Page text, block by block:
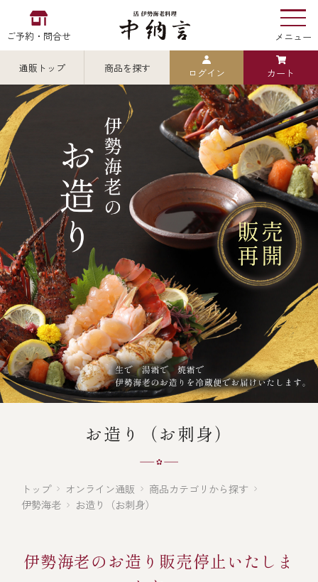
ご予約・問合せ メニュー
中納言 お食い初め
中納言の伊勢海老
用途・シーン
ご結婚式 1.5次会・
二次会
レストラン
オンライン通販
(造り/焼物/蒸し/ボイル伊勢海老)
(ごちそう重/誕生日重/還暦重/お食い初め重)
(生おせち/おせち冷凍)
弁当宅配・仕出し
製薬会社・MR
プライバシーポリシー
採用情報
通販トップ 商品を探す
検索
カテゴリから探す 全ての商品を見る
伊勢海老
全ての商品を見る
お造り（お刺身）
焼物
蒸し
ボイル伊勢海老
ごちそう重
全ての商品を見る
ごちそう重
還暦重
誕生日重
おせち
全ての商品を見る
生おせち
おせち冷凍
海鮮鍋
海鮮ＢＢＱ
スープ・スープカレー
ログイン カート
お造り（お刺身）
トップ オンライン通販
商品カテゴリから探す
伊勢海老
お造り（お刺身）
伊勢海老のお造り販売停止いたしま